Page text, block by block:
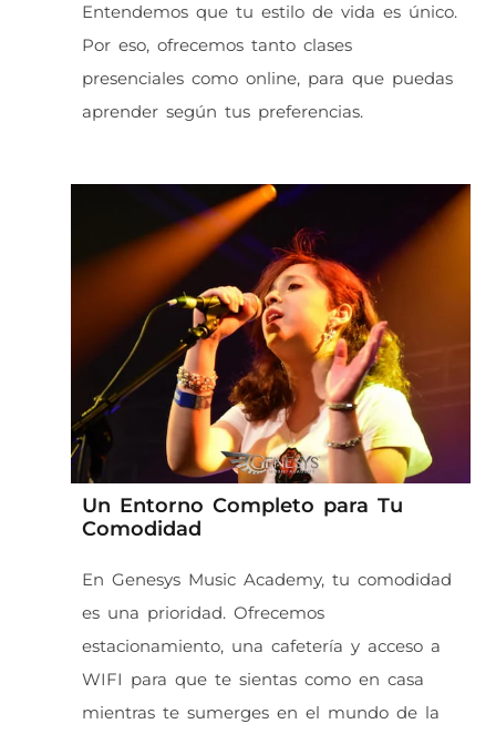
Entendemos que tu estilo de vida es único.
Por eso, ofrecemos tanto clases
presenciales como online, para que puedas
aprender según tus preferencias.
Un Entorno Completo para Tu
Comodidad
En Genesys Music Academy, tu comodidad
es una prioridad. Ofrecemos
estacionamiento, una cafetería y acceso a
WIFI para que te sientas como en casa
mientras te sumerges en el mundo de la